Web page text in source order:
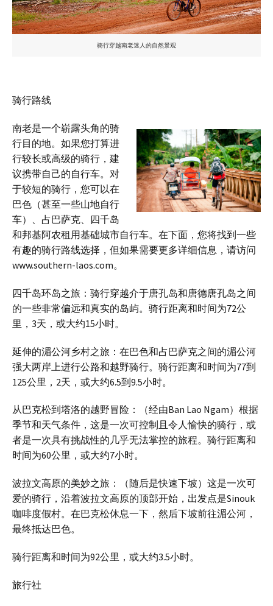
骑行穿越南老迷人的自然景观
骑行路线
南老是一个崭露头角的骑
行目的地。如果您打算进
行较长或高级的骑行，建
议携带自己的自行车。对
于较短的骑行，您可以在
巴色（甚至一些山地自行
车）、占巴萨克、四千岛
和邦基阿农租用基础城市自行车。在下面，您将找到一些
有趣的骑行路线选择，但如果需要更多详细信息，请访问
www.southern-laos.com。
四千岛环岛之旅：骑行穿越介于唐孔岛和唐德唐孔岛之间
的一些非常偏远和真实的岛屿。骑行距离和时间为72公
里，3天，或大约15小时。
延伸的湄公河乡村之旅：在巴色和占巴萨克之间的湄公河
强大两岸上进行公路和越野骑行。骑行距离和时间为77到
125公里，2天，或大约6.5到9.5小时。
从巴克松到塔洛的越野冒险：（经由Ban Lao Ngam）根据
季节和天气条件，这是一次可控制且令人愉快的骑行，或
者是一次具有挑战性的几乎无法掌控的旅程。骑行距离和
时间为60公里，或大约7小时。
波拉文高原的美妙之旅：（随后是快速下坡）这是一次可
爱的骑行，沿着波拉文高原的顶部开始，出发点是Sinouk
咖啡度假村。在巴克松休息一下，然后下坡前往湄公河，
最终抵达巴色。
骑行距离和时间为92公里，或大约3.5小时。
旅行社